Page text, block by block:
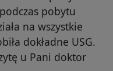
pobytu
na wszystkie
dokładne USG.
u Pani doktor